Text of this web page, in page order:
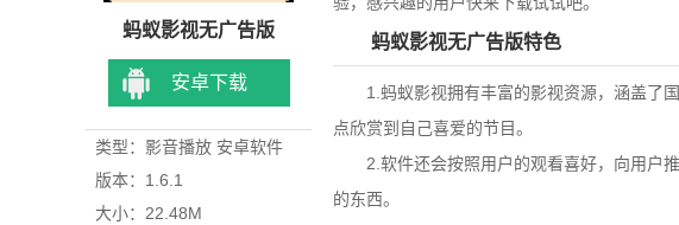
蚂蚁影视无广告版
安卓下载
类型：影音播放 安卓软件
版本：1.6.1
大小：22.48M
蚂蚁影视无广告版特色
1.蚂蚁影视拥有丰富的影视资源，涵盖了国
点欣赏到自己喜爱的节目。
2.软件还会按照用户的观看喜好，向用户推
的东西。